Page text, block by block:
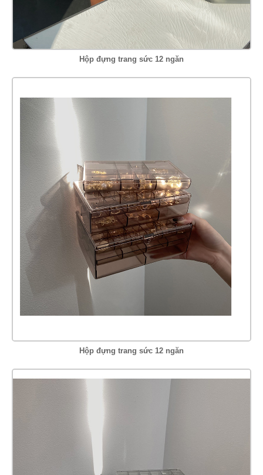
Hộp đựng trang sức 12 ngăn
Hộp đựng trang sức 12 ngăn